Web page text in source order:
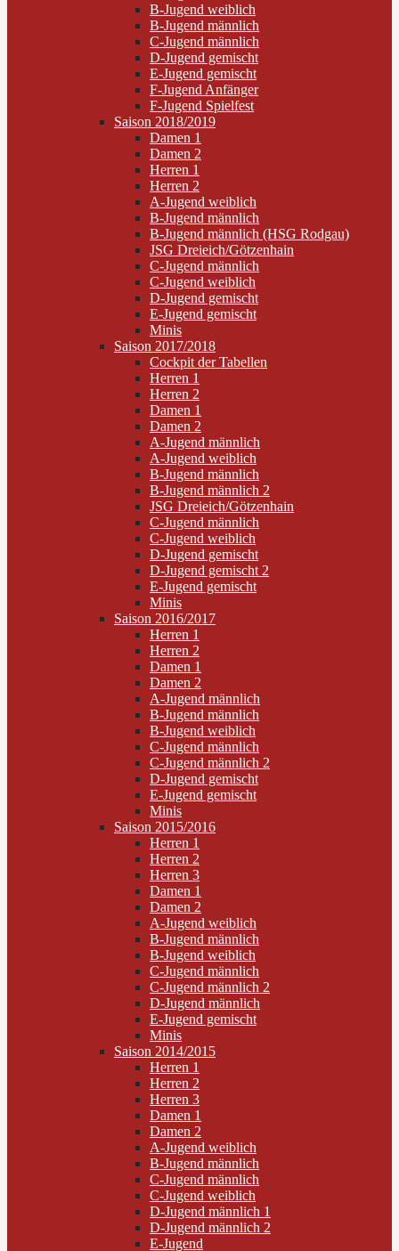
B-Jugend weiblich
B-Jugend männlich
C-Jugend männlich
D-Jugend gemischt
E-Jugend gemischt
F-Jugend Anfänger
F-Jugend Spielfest
Saison 2018/2019
Damen 1
Damen 2
Herren 1
Herren 2
A-Jugend weiblich
B-Jugend männlich
B-Jugend männlich (HSG Rodgau)
JSG Dreieich/Götzenhain
C-Jugend männlich
C-Jugend weiblich
D-Jugend gemischt
E-Jugend gemischt
Minis
Saison 2017/2018
Cockpit der Tabellen
Herren 1
Herren 2
Damen 1
Damen 2
A-Jugend männlich
A-Jugend weiblich
B-Jugend männlich
B-Jugend männlich 2
JSG Dreieich/Götzenhain
C-Jugend männlich
C-Jugend weiblich
D-Jugend gemischt
D-Jugend gemischt 2
E-Jugend gemischt
Minis
Saison 2016/2017
Herren 1
Herren 2
Damen 1
Damen 2
A-Jugend männlich
B-Jugend männlich
B-Jugend weiblich
C-Jugend männlich
C-Jugend männlich 2
D-Jugend gemischt
E-Jugend gemischt
Minis
Saison 2015/2016
Herren 1
Herren 2
Herren 3
Damen 1
Damen 2
A-Jugend weiblich
B-Jugend männlich
B-Jugend weiblich
C-Jugend männlich
C-Jugend männlich 2
D-Jugend männlich
E-Jugend gemischt
Minis
Saison 2014/2015
Herren 1
Herren 2
Herren 3
Damen 1
Damen 2
A-Jugend weiblich
B-Jugend männlich
C-Jugend männlich
C-Jugend weiblich
D-Jugend männlich 1
D-Jugend männlich 2
E-Jugend